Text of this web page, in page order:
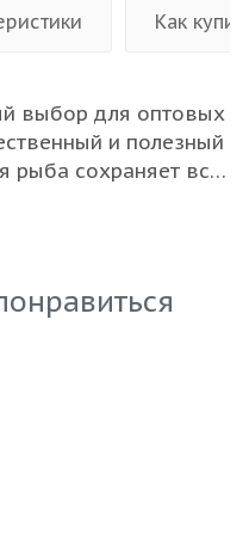
Как
выбор для оптовых
и полезный
рыба сохраняет все
основой
жира,
её в диетическом